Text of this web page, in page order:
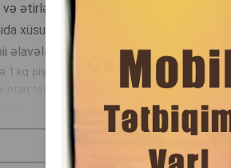
və ətirləndirici yoxdur
xüsusiyyətlərini qoruyan qayğıkeş
unikal kompleksi
1 kq pişik çəkisi üçün 1 qab tövsiyə olunur.
otaq temperaturunda verin. Ev
bilməz. Saxlama müddətini